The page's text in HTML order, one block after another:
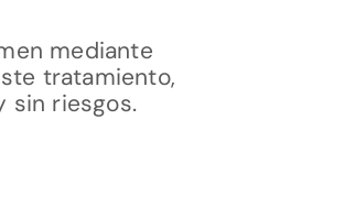
mediante
tratamiento,
sin riesgos.